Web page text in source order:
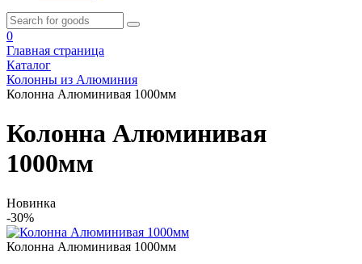
0
Главная страница
Каталог
Колонны из Алюминия
Колонна Алюминивая 1000мм
Колонна Алюминивая
1000мм
Новинка
-30%
Колонна Алюминивая 1000мм